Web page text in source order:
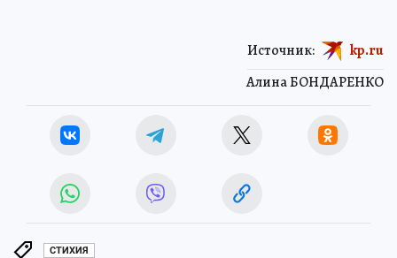
Алина БОНДАРЕНКО
Источник: kp.ru
СТИХИЯ